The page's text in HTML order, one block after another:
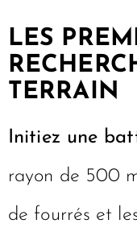
LES
TERRAIN
Initiez une
rayon de 500
de fourrés et